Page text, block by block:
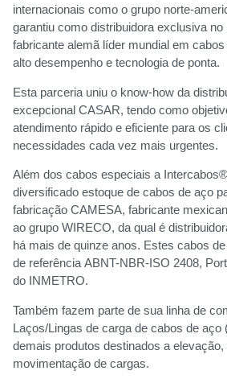
internacionais como o grupo norte-
garantiu como distribuidora exclusiva
fabricante alemã líder mundial em
alto desempenho e tecnologia de ponta.
Esta parceria uniu o know-how da
excepcional CASAR, tendo como
atendimento rápido e eficiente para os
necessidades cada vez mais urgentes.
Além dos cabos especiais a
diversificado estoque de cabos de aço
fabricação CAMESA, fabricante
ao grupo WIRECO, da qual é
há mais de quinze anos. Estes cabos
de referência ABNT-NBR-ISO 2408,
do INMETRO.
Também fazem parte de sua linha de
Laços/Lingas de carga de cabos de aço
demais produtos destinados a
movimentação de cargas.